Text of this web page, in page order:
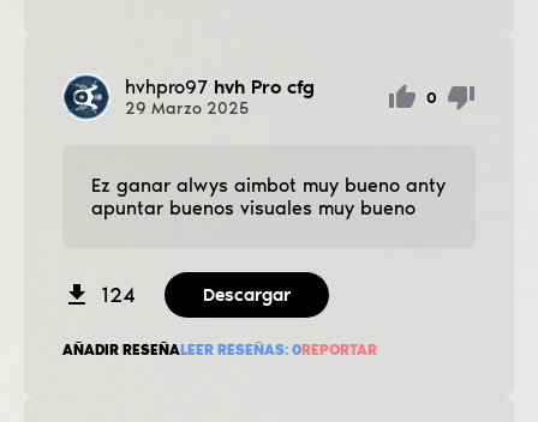
hvhpro97 hvh Pro cfg
29 Marzo 2025
0
Ez ganar alwys aimbot muy bueno anty
apuntar buenos visuales muy bueno
124 Descargar
AÑADIR RESEÑALEER RESEÑAS: 0REPORTAR